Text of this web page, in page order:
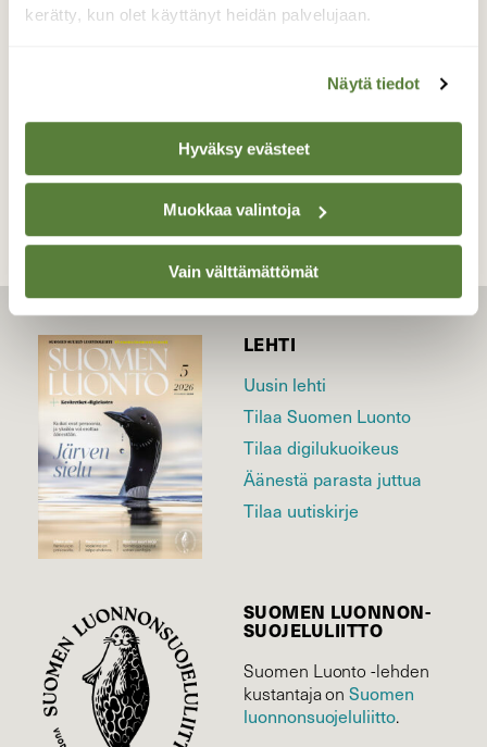
kerätty, kun olet käyttänyt heidän palvelujaan.
Näytä tiedot
Hyväksy evästeet
Muokkaa valintoja
Vain välttämättömät
Valokuvaaja: Reijo Juurinen, Nuuksion
TAKAISIN LISTAAN
LEHTI
Uusin lehti
Tilaa Suomen Luonto
Tilaa digilukuoikeus
Äänestä parasta juttua
Tilaa uutiskirje
SUOMEN LUONNON­
SUOJELU­LIITTO
Suomen Luonto -lehden
kustantaja onSuomen
luonnonsuojelu­liitto.